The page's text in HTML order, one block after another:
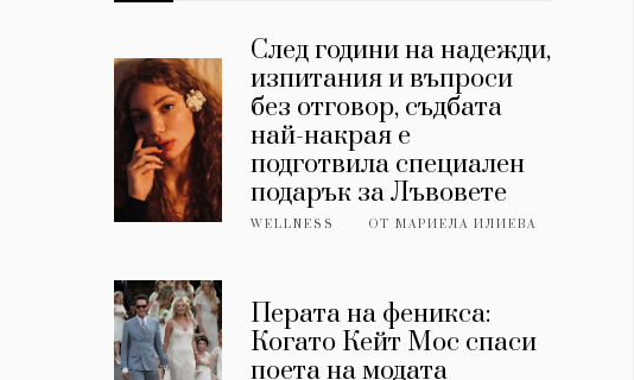
След години на надежди,
изпитания и въпроси
без отговор, съдбата
най-накрая е
подготвила специален
подарък за Лъвовете
WELLNESS ОТМАРИЕЛА ИЛИЕВА
Перата на феникса:
Когато Кейт Мос спаси
поета на модата